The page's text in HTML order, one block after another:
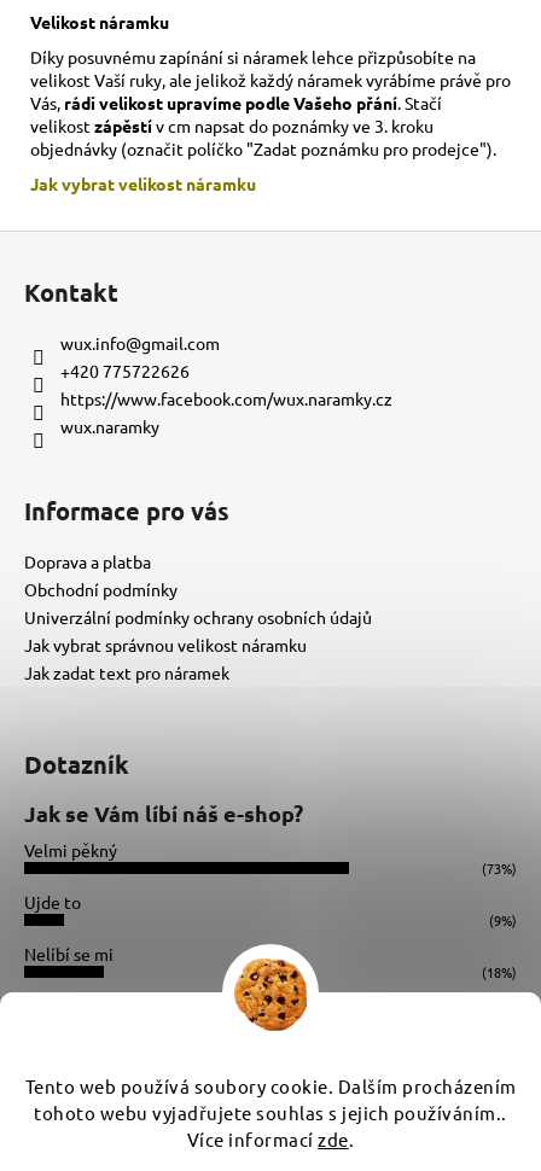
Tento web používá soubory cookie. Dalším procházením
tohoto webu vyjadřujete souhlas s jejich používáním..
Více informacízde.
Velikost náramku
Díky posuvnému zapínání si náramek lehce přizpůsobíte na
velikost Vaší ruky, ale jelikož každý náramek vyrábíme právě pro
Vás, rádi velikost upravíme podle Vašeho přání . Stačí
velikostzápěstív cm napsat do poznámky ve 3. kroku
objednávky (označit políčko "Zadat poznámku pro prodejce").
Jak vybrat velikost náramku
Kontakt
wux.info@gmail.com
+420 775722626
https://www.facebook.com/wux.naramky.cz
wux.naramky
Informace pro vás
Doprava a platba
Obchodní podmínky
Univerzální podmínky ochrany osobních údajů
Jak vybrat správnou velikost náramku
Jak zadat text pro náramek
Dotazník
Jak se Vám líbí náš e-shop?
Velmi pěkný
(73%)
Ujde to
(9%)
Nelíbí se mi
(18%)
Instagram